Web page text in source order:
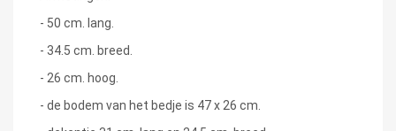
- 50 cm. lang.
- 34.5 cm. breed.
- 26 cm. hoog.
- de bodem van het bedje is 47 x 26 cm.